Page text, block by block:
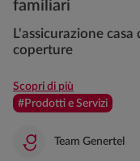
familiari
L'assicurazione
coperture
Scopri di più
#Prodotti e Servizi
Team Genertel